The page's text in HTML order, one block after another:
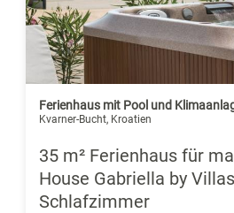
Ferienhaus mit Pool und
Kvarner-Bucht, Kroatien
35 m² Ferienhaus für
House Gabriella by
Schlafzimmer